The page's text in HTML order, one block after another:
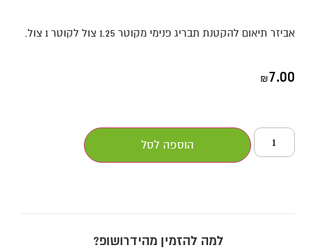
אביזר תיאום להקטנת תבריג פנימי מקוטר 1.25 צול לקוטר 1 צול.
₪7.00
הוספה לסל
למה להזמין מהידרושופ?